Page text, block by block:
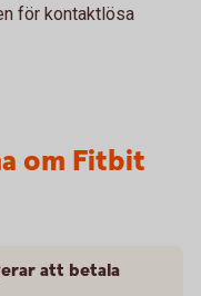
för kontaktlösa
om Fitbit
att betala